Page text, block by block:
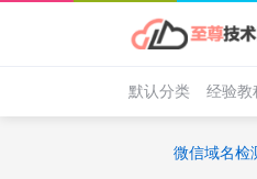
默认分类 经验教
微信域名检